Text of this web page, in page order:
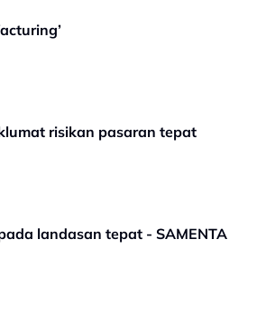
risikan pasaran tepat
landasan tepat - SAMENTA